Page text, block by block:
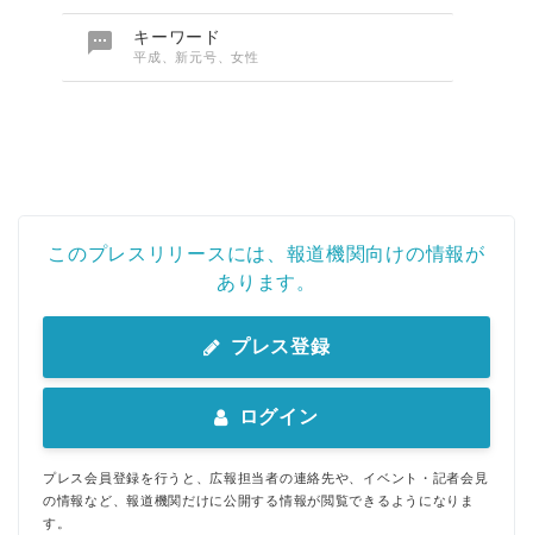
 キーワード
平成、新元号、女性
このプレスリリースには、報道機関向けの情報が
あります。
プレス登録
ログイン
プレス会員登録を行うと、広報担当者の連絡先や、イベント・記者会見
の情報など、報道機関だけに公開する情報が閲覧できるようになりま
す。